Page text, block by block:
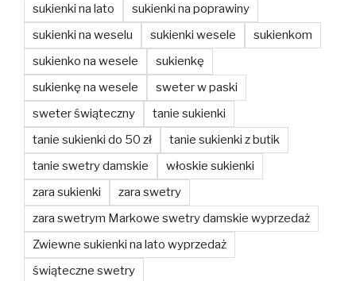
sukienki na lato
sukienki na poprawiny
sukienki na weselu
sukienki wesele
sukienkom
sukienko na wesele
sukienkę
sukienkę na wesele
sweter w paski
sweter świąteczny
tanie sukienki
tanie sukienki do 50 zł
tanie sukienki z butik
tanie swetry damskie
włoskie sukienki
zara sukienki
zara swetry
zara swetrym Markowe swetry damskie wyprzedaż
Zwiewne sukienki na lato wyprzedaż
świąteczne swetry